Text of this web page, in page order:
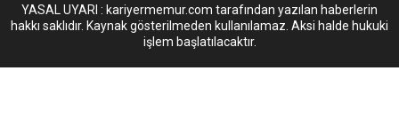
YASAL UYARI : kariyermemur.com tarafından yazılan haberlerin
hakkı saklıdır. Kaynak gösterilmeden kullanılamaz. Aksi halde hukuki
işlem başlatılacaktır.